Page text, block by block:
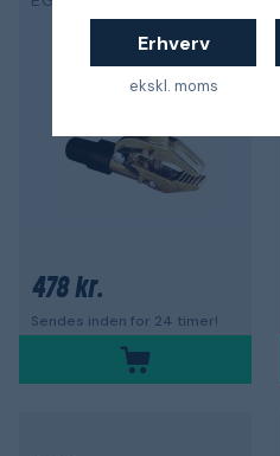
Erhverv
ekskl. moms
478 kr.
Sendes inden for 24 timer!